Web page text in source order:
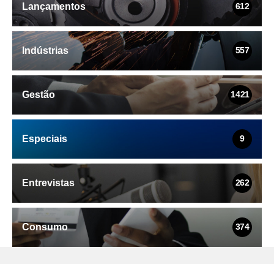
Lançamentos 612
Indústrias 557
Gestão 1421
Especiais 9
Entrevistas 262
Consumo 374